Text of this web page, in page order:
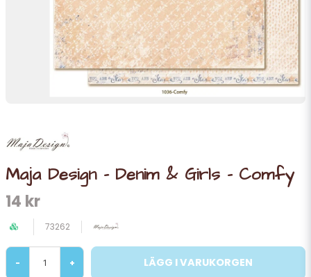
Maja Design - Denim & Girls - Comfy
14 kr
73262
- + LÄGG I VARUKORGEN